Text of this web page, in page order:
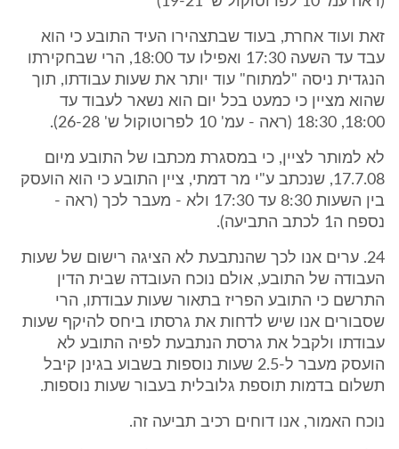
זאת ועוד אחרת, בעוד שבתצהירו העיד התובע כי הוא
עבד עד השעה 17:30 ואפילו עד 18:00, הרי שבחקירתו
הנגדית ניסה "למתוח" עוד יותר את שעות עבודתו, תוך
שהוא מציין כי כמעט בכל יום הוא נשאר לעבוד עד
18:00, 18:30 (ראה - עמ' 10 לפרוטוקול ש' 26-28).
לא למותר לציין, כי במסגרת מכתבו של התובע מיום
17.7.08, שנכתב ע"י מר דמתי, ציין התובע כי הוא הועסק
בין השעות 8:30 עד 17:30 ולא - מעבר לכך (ראה -
נספח ה1 לכתב התביעה).
24. ערים אנו לכך שהנתבעת לא הציגה רישום של שעות
העבודה של התובע, אולם נוכח העובדה שבית הדין
התרשם כי התובע הפריז בתאור שעות עבודתו, הרי
שסבורים אנו שיש לדחות את גרסתו ביחס להיקף שעות
עבודתו ולקבל את גרסת הנתבעת לפיה התובע לא
הועסק מעבר ל-2.5 שעות נוספות בשבוע בגינן קיבל
תשלום בדמות תוספת גלובלית בעבור שעות נוספות.
נוכח האמור, אנו דוחים רכיב תביעה זה.